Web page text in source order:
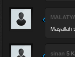
Maşallah
sinan 5